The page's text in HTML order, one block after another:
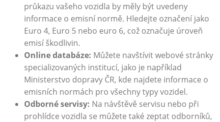
průkazu‌ vašeho⁤ vozidla ‌by měly být uvedeny⁢
informace o emisní normě.‍ Hledejte označení jako ​
Euro 4, Euro 5 nebo euro 6, ⁢což označuje⁣ úroveň
emisí škodlivin.
Online databáze: Můžete navštívit webové ​stránky
specializovaných⁤ institucí, jako je například
Ministerstvo ⁣dopravy ČR,‌ kde ⁤najdete informace o
emisních ‌normách ​pro všechny ‍typy vozidel.
Odborné servisy: Na návštěvě ‍servisu ‌nebo při
prohlídce vozidla se ⁢můžete ⁣také zeptat odborníků,